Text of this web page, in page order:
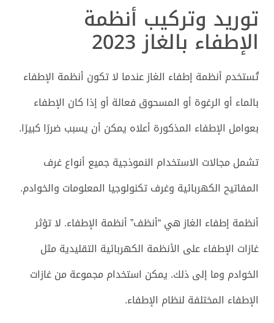
توريد وتركيب أنظمة
الإطفاء بالغاز 2023
تُستخدم أنظمة إطفاء الغاز عندما لا تكون أنظمة الإطفاء
بالماء أو الرغوة أو المسحوق فعالة أو إذا كان الإطفاء
بعوامل الإطفاء المذكورة أعلاه يمكن أن يسبب ضررًا كبيرًا.
تشمل مجالات الاستخدام النموذجية جميع أنواع غرف
المفاتيح الكهربائية وغرف تكنولوجيا المعلومات والخوادم.
أنظمة إطفاء الغاز هي “أنظف” أنظمة الإطفاء. لا تؤثر
غازات الإطفاء على الأنظمة الكهربائية التقليدية مثل
الخوادم وما إلى ذلك. يمكن استخدام مجموعة من غازات
الإطفاء المختلفة لنظام الإطفاء.